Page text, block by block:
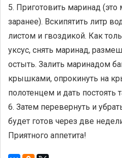
5. Приготовить маринад
заранее). Вскипятить литр
листом и гвоздикой. Как
уксус, снять маринад,
остыть. Залить маринадом
крышками, опрокинуть на
полотенцем и дать постоять
6. Затем перевернуть и
будет готов через две
Приятного аппетита!